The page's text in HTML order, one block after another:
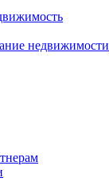
недвижимости